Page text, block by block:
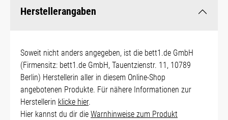
Herstellerangaben
Soweit nicht anders angegeben, ist die bett1.de GmbH
(Firmensitz: bett1.de GmbH, Tauentzienstr. 11, 10789
Berlin) Herstellerin aller in diesem Online-Shop
angebotenen Produkte. Für nähere Informationen zur
Herstellerin klicke hier.
Hier kannst du dir die Warnhinweise zum Produkt